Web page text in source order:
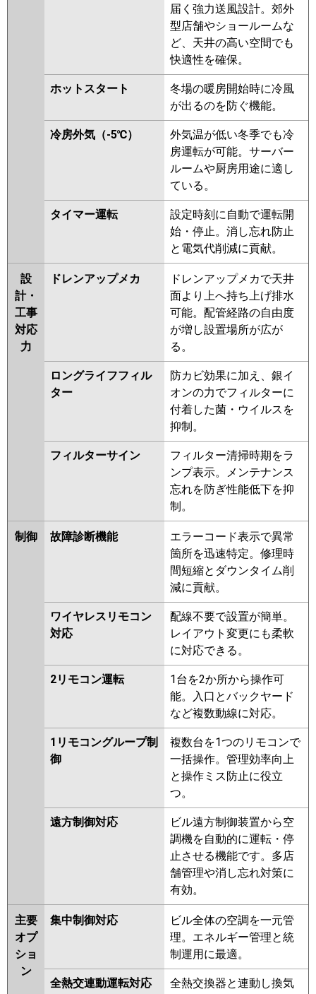
届く強力送風設計。郊外
型店舗やショールームな
ど、天井の高い空間でも
快適性を確保。
ホットスタート
冬場の暖房開始時に冷風
が出るのを防ぐ機能。
冷房外気（-5℃）
外気温が低い冬季でも冷
房運転が可能。サーバー
ルームや厨房用途に適し
ている。
タイマー運転
設定時刻に自動で運転開
始・停止。消し忘れ防止
と電気代削減に貢献。
設
計・
工事
対応
力
ドレンアップメカ
ドレンアップメカで天井
面より上へ持ち上げ排水
可能。配管経路の自由度
が増し設置場所が広が
る。
ロングライフフィル
ター
防カビ効果に加え、銀イ
オンの力でフィルターに
付着した菌・ウイルスを
抑制。
フィルターサイン
フィルター清掃時期をラ
ンプ表示。メンテナンス
忘れを防ぎ性能低下を抑
制。
制御 故障診断機能
エラーコード表示で異常
箇所を迅速特定。修理時
間短縮とダウンタイム削
減に貢献。
ワイヤレスリモコン
対応
配線不要で設置が簡単。
レイアウト変更にも柔軟
に対応できる。
2リモコン運転
1台を2か所から操作可
能。入口とバックヤード
など複数動線に対応。
1リモコングループ制
御
複数台を1つのリモコンで
一括操作。管理効率向上
と操作ミス防止に役立
つ。
遠方制御対応
ビル遠方制御装置から空
調機を自動的に運転・停
止させる機能です。多店
舗管理や消し忘れ対策に
有効。
主要
オプ
ショ
ン
集中制御対応
ビル全体の空調を一元管
理。エネルギー管理と統
制運用に最適。
全熱交連動運転対応
全熱交換器と連動し換気